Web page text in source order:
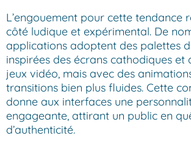
L’engouement pour cette tendance
côté ludique et expérimental. De
applications adoptent des palettes
inspirées des écrans cathodiques et
jeux vidéo, mais avec des
transitions bien plus fluides. Cette
donne aux interfaces une
engageante, attirant un public en
d’authenticité.